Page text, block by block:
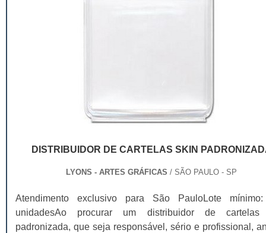
DISTRIBUIDOR DE CARTELAS SKIN
LYONS - ARTES GRÁFICAS / SÃO PAULO - SP
Atendimento exclusivo para São PauloLote
unidadesAo procurar um distribuidor de cartelas
padronizada, que seja responsável, sério e profissional,